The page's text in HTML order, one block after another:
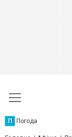
П Погода